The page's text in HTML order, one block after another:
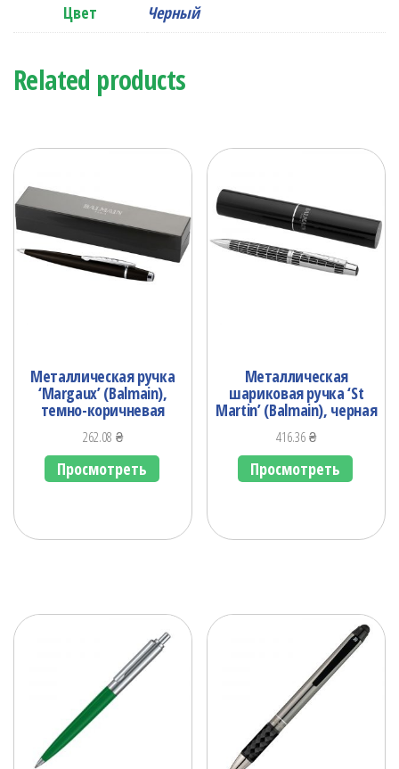
Цвет
Черный
Related products
Металлическая ручка
‘Margaux’ (Balmain),
темно-коричневая
262.08 ₴
Просмотреть
Металлическая
шариковая ручка ‘St
Martin’ (Balmain), черная
416.36₴
Просмотреть